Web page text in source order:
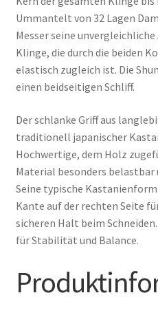
Ummantelt von 32 Lagen
Messer seine
Klinge, die durch die beiden
elastisch zugleich ist. Die
einen beidseitigen Schliff.
Der schlanke Griff aus
traditionell japanischer
Hochwertige, dem Holz
Material besonders
Seine typische
Kante auf der rechten Seite
sicheren Halt beim
für Stabilität und Balance.